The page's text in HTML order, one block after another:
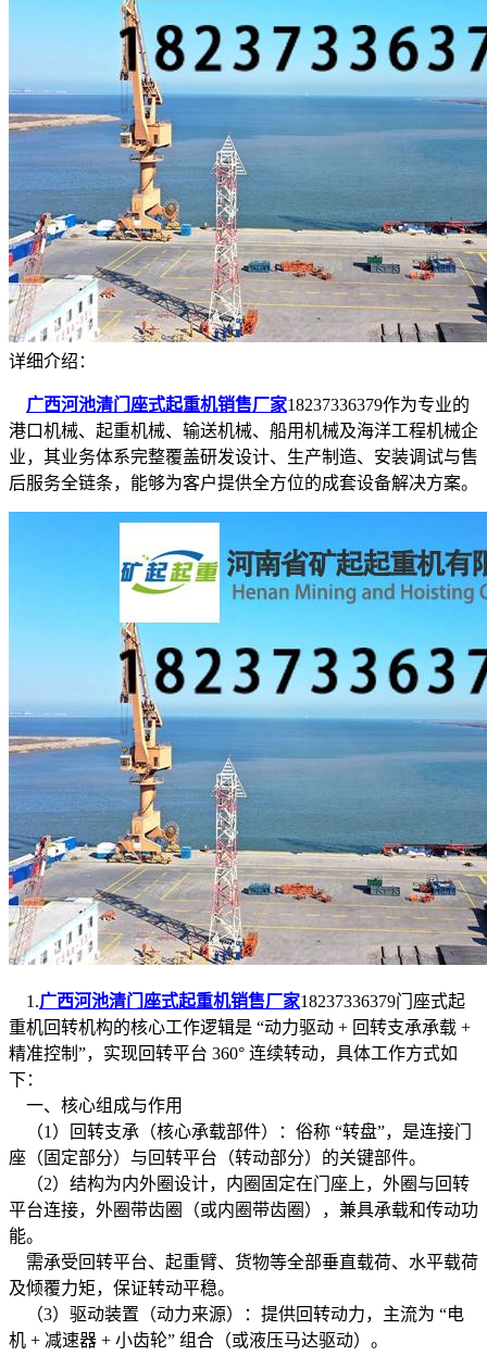
详细介绍：
广西河池清门座式起重机销售厂家18237336379作为专业的
港口机械、起重机械、输送机械、船用机械及海洋工程机械企
业，其业务体系完整覆盖研发设计、生产制造、安装调试与售
后服务全链条，能够为客户提供全方位的成套设备解决方案。
1.广西河池清门座式起重机销售厂家18237336379门座式起
重机回转机构的核心工作逻辑是 “动力驱动 + 回转支承承载 +
精准控制”，实现回转平台 360° 连续转动，具体工作方式如
下：
一、核心组成与作用
（1）回转支承（核心承载部件）：俗称 “转盘”，是连接门
座（固定部分）与回转平台（转动部分）的关键部件。
（2）结构为内外圈设计，内圈固定在门座上，外圈与回转
平台连接，外圈带齿圈（或内圈带齿圈），兼具承载和传动功
能。
需承受回转平台、起重臂、货物等全部垂直载荷、水平载荷
及倾覆力矩，保证转动平稳。
（3）驱动装置（动力来源）：提供回转动力，主流为 “电
机 + 减速器 + 小齿轮” 组合（或液压马达驱动）。